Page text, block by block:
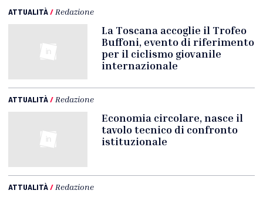
ATTUALITÀ/ Redazione
La Toscana accoglie il Trofeo
Buffoni, evento di riferimento
per il ciclismo giovanile
internazionale
ATTUALITÀ/ Redazione
Economia circolare, nasce il
tavolo tecnico di confronto
istituzionale
ATTUALITÀ/ Redazione